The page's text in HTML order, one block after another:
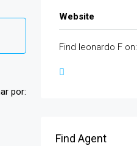
por:
Website
Find leonardo F on:
Find Agent